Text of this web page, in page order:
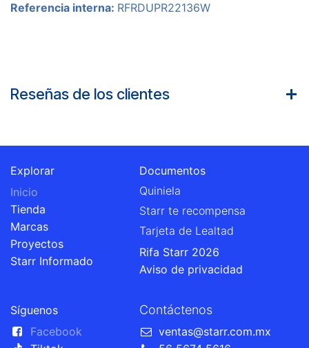
Referencia interna: RFRDUPR22136W
Reseñas de los clientes
Explorar
Inicio
Tienda
Marcas
Proyectos
Starr Informado
Documentos
Quiniela
Starr te recompensa
Tarjeta de Lealtad
Rifa Starr 2026
Aviso de privacidad
Síguenos
Facebook
Contáctenos
ventas@starr.com.mx